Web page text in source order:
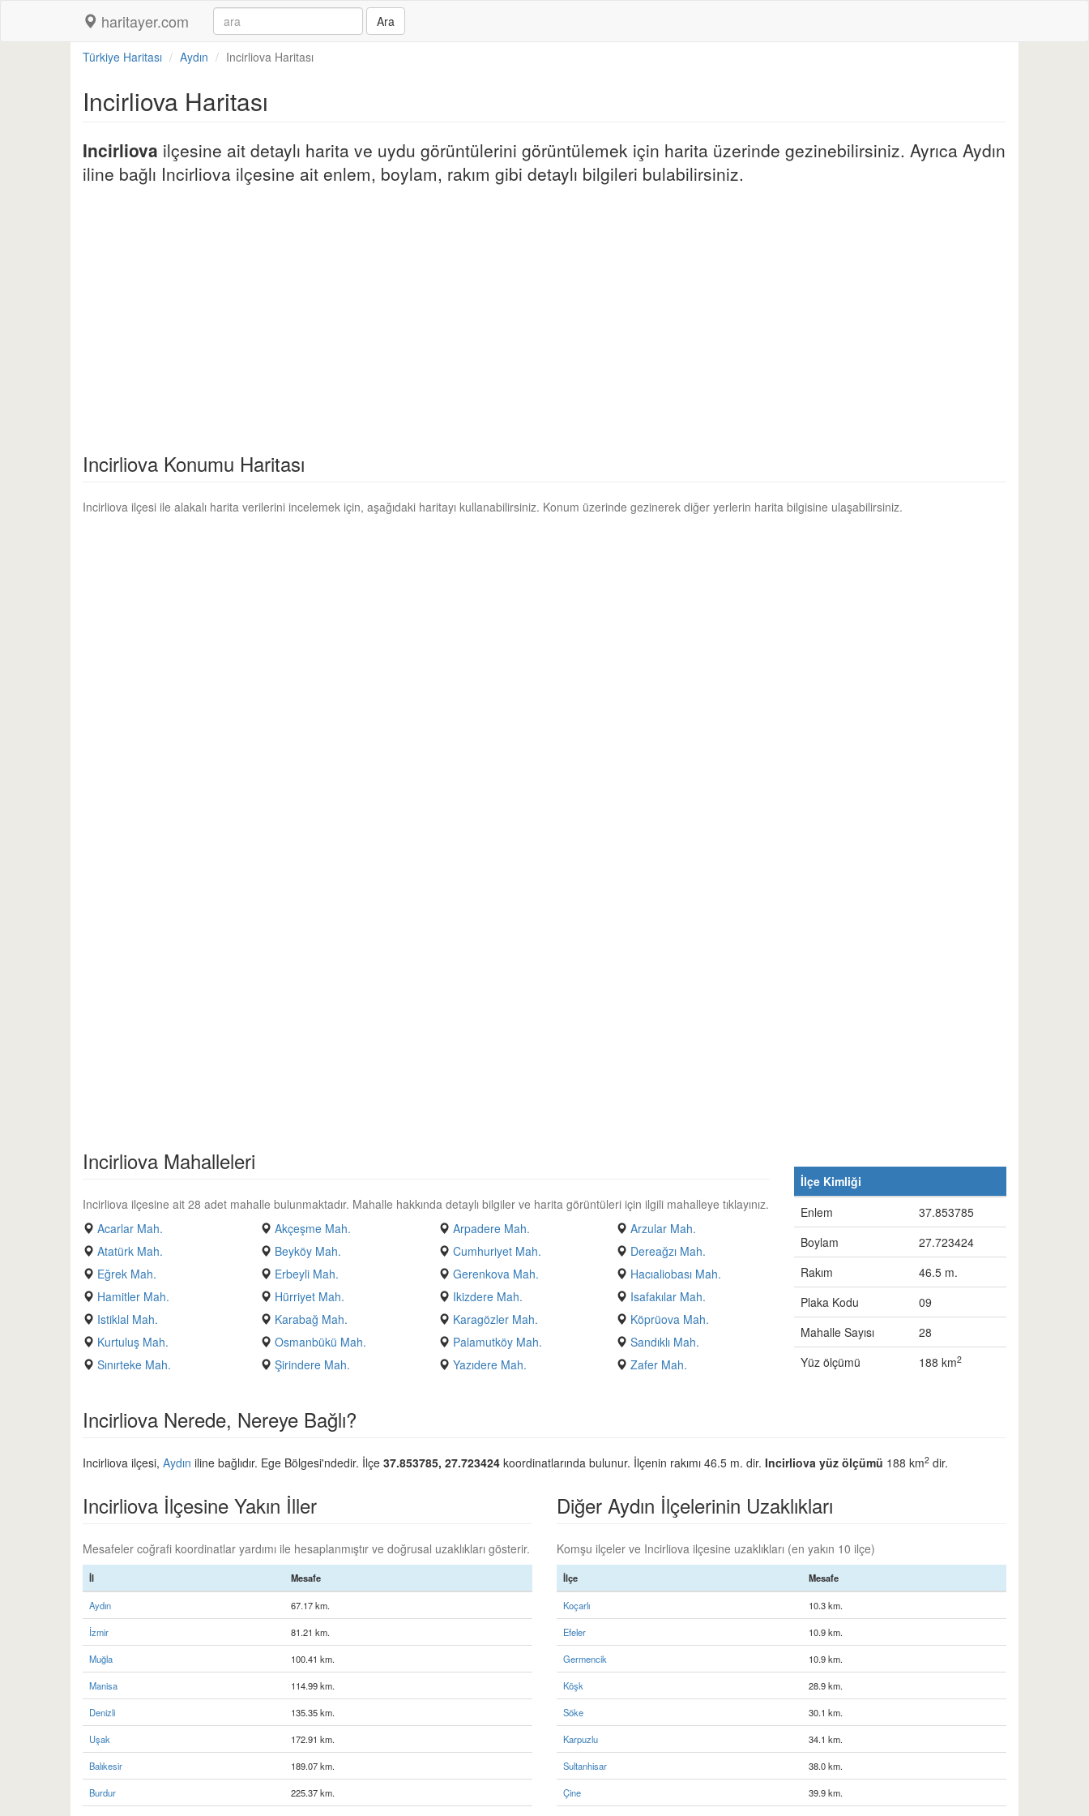
haritayer.com Ara
Türkiye Haritası Aydın Incirliova Haritası
Incirliova Haritası
Incirliova ilçesine ait detaylı harita ve uydu görüntülerini görüntülemek için harita üzerinde gezinebilirsiniz. Ayrıca Aydın
iline bağlı Incirliova ilçesine ait enlem, boylam, rakım gibi detaylı bilgileri bulabilirsiniz.
Incirliova Konumu Haritası
Incirliova ilçesi ile alakalı harita verilerini incelemek için, aşağıdaki haritayı kullanabilirsiniz. Konum üzerinde gezinerek diğer yerlerin harita bilgisine ulaşabilirsiniz.
Incirliova Mahalleleri
Incirliova ilçesine ait 28 adet mahalle bulunmaktadır. Mahalle hakkında detaylı bilgiler ve harita görüntüleri için ilgili mahalleye tıklayınız.
Acarlar Mah.
Akçeşme Mah. Arpadere Mah.
Arzular Mah.
Atatürk Mah.
Beyköy Mah. Cumhuriyet Mah.
Dereağzı Mah.
Eğrek Mah.
Erbeyli Mah. Gerenkova Mah.
Hacıaliobası Mah.
Hamitler Mah.
Hürriyet Mah. Ikizdere Mah.
Isafakılar Mah.
Istiklal Mah.
Karabağ Mah. Karagözler Mah.
Köprüova Mah.
Kurtuluş Mah.
Osmanbükü Mah. Palamutköy Mah.
Sandıklı Mah.
Sınırteke Mah.
Şirindere Mah. Yazıdere Mah. Zafer Mah.
İlçe Kimliği
Enlem
37.853785
Boylam
27.723424
Rakım
46.5 m.
Plaka Kodu
09
Mahalle Sayısı
28
Yüz ölçümü
188 km2
Incirliova Nerede, Nereye Bağlı?
Incirliova ilçesi, Aydın iline bağlıdır. Ege Bölgesi'ndedir. İlçe 37.853785, 27.723424 koordinatlarında bulunur. İlçenin rakımı 46.5 m. dir. Incirliova yüz ölçümü 188 km2 dir.
Incirliova İlçesine Yakın İller
Mesafeler coğrafi koordinatlar yardımı ile hesaplanmıştır ve doğrusal uzaklıkları gösterir.
İl Mesafe
Aydın 67.17 km.
İzmir 81.21 km.
Muğla 100.41 km.
Manisa 114.99 km.
Denizli 135.35 km.
Uşak 172.91 km.
Balıkesir 189.07 km.
Burdur 225.37 km.
Diğer Aydın İlçelerinin Uzaklıkları
Komşu ilçeler ve Incirliova ilçesine uzaklıkları (en yakın 10 ilçe)
İlçe Mesafe
Koçarlı 10.3 km.
Efeler 10.9 km.
Germencik 10.9 km.
Köşk 28.9 km.
Söke 30.1 km.
Karpuzlu 34.1 km.
Sultanhisar 38.0 km.
Çine 39.9 km.